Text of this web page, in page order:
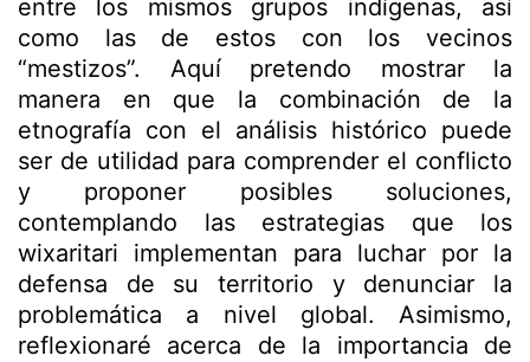
entre los mismos grupos indígenas, así
como las de estos con los vecinos
“mestizos”. Aquí pretendo mostrar la
manera en que la combinación de la
etnografía con el análisis histórico puede
ser de utilidad para comprender el conflicto
y proponer posibles soluciones,
contemplando las estrategias que los
wixaritari implementan para luchar por la
defensa de su territorio y denunciar la
problemática a nivel global. Asimismo,
reflexionaré acerca de la importancia de